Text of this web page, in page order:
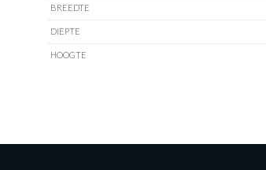
BREEDTE
DIEPTE
HOOGTE